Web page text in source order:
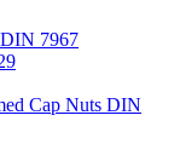
7967
Cap Nuts DIN